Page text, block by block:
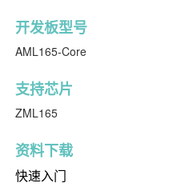
开发板型号
AML165-Core
支持芯片
ZML165
资料下载
快速入门